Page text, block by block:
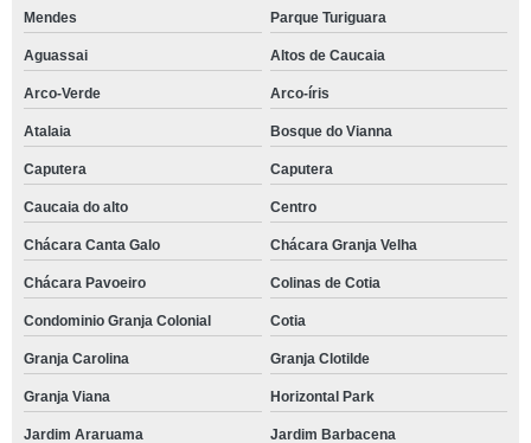
Mendes Parque Turiguara
Aguassai Altos de Caucaia
Arco-Verde Arco-íris
Atalaia Bosque do Vianna
Caputera Caputera
Caucaia do alto Centro
Chácara Canta Galo Chácara Granja Velha
Chácara Pavoeiro Colinas de Cotia
Condominio Granja Colonial Cotia
Granja Carolina Granja Clotilde
Granja Viana Horizontal Park
Jardim Araruama Jardim Barbacena